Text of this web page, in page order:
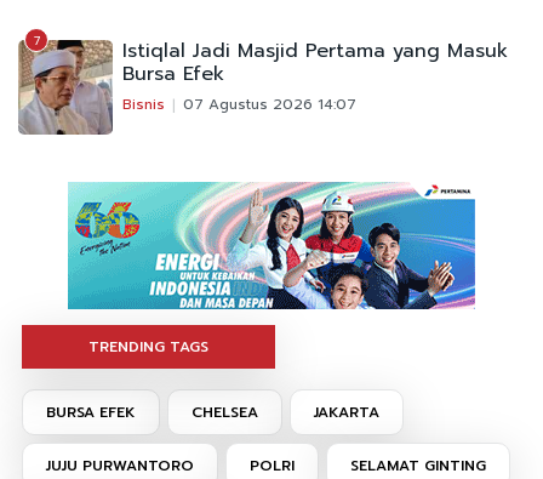
7 Istiqlal Jadi Masjid Pertama yang Masuk
Bursa Efek
Bisnis 07 Agustus 2026 14:07
TRENDING TAGS
BURSA EFEK CHELSEA JAKARTA
JUJU PURWANTORO POLRI SELAMAT GINTING